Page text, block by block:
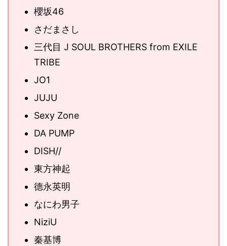
櫻坂46
さだまさし
三代目 J SOUL BROTHERS from EXILE
TRIBE
JO1
JUJU
Sexy Zone
DA PUMP
DISH//
東方神起
德永英明
なにわ男子
NiziU
秦基博